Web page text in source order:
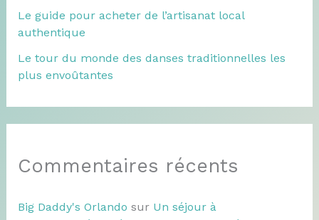
Le guide pour acheter de l’artisanat local
authentique
Le tour du monde des danses traditionnelles les
plus envoûtantes
Commentaires récents
Big Daddy's Orlando sur Un séjour à